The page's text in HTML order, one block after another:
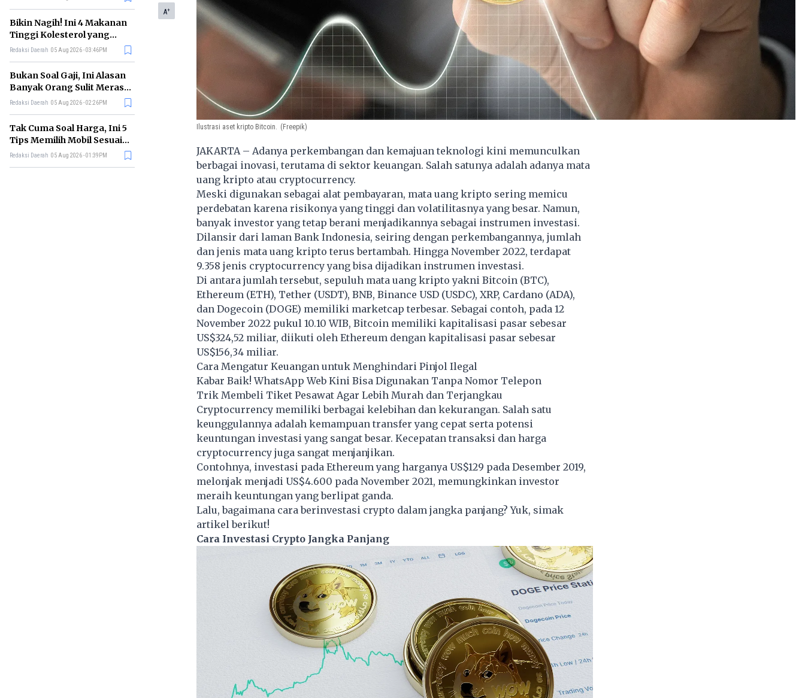
Bikin Nagih! Ini 4 Makanan
Tinggi Kolesterol yang
Sebaiknya Dikurangi
Redaksi Daerah 05 Aug 2026 - 03:46PM
Bukan Soal Gaji, Ini Alasan
Banyak Orang Sulit Merasa
Cukup
Redaksi Daerah 05 Aug 2026 - 02:26PM
Tak Cuma Soal Harga, Ini 5
Tips Memilih Mobil Sesuai
Kebutuhan
Redaksi Daerah 05 Aug 2026 - 01:39PM
A+
Ilustrasi aset kripto Bitcoin. (Freepik)
JAKARTA – Adanya perkembangan dan kemajuan teknologi kini memunculkan
berbagai inovasi, terutama di sektor keuangan. Salah satunya adalah adanya mata
uang kripto atau cryptocurrency.
Meski digunakan sebagai alat pembayaran, mata uang kripto sering memicu
perdebatan karena risikonya yang tinggi dan volatilitasnya yang besar. Namun,
banyak investor yang tetap berani menjadikannya sebagai instrumen investasi.
Dilansir dari laman Bank Indonesia, seiring dengan perkembangannya, jumlah
dan jenis mata uang kripto terus bertambah. Hingga November 2022, terdapat
9.358 jenis cryptocurrency yang bisa dijadikan instrumen investasi.
Di antara jumlah tersebut, sepuluh mata uang kripto yakni Bitcoin (BTC),
Ethereum (ETH), Tether (USDT), BNB, Binance USD (USDC), XRP, Cardano (ADA),
dan Dogecoin (DOGE) memiliki marketcap terbesar. Sebagai contoh, pada 12
November 2022 pukul 10.10 WIB, Bitcoin memiliki kapitalisasi pasar sebesar
US$324,52 miliar, diikuti oleh Ethereum dengan kapitalisasi pasar sebesar
US$156,34 miliar.
Cara Mengatur Keuangan untuk Menghindari Pinjol Ilegal
Kabar Baik! WhatsApp Web Kini Bisa Digunakan Tanpa Nomor Telepon
Trik Membeli Tiket Pesawat Agar Lebih Murah dan Terjangkau
Cryptocurrency memiliki berbagai kelebihan dan kekurangan. Salah satu
keunggulannya adalah kemampuan transfer yang cepat serta potensi
keuntungan investasi yang sangat besar. Kecepatan transaksi dan harga
cryptocurrency juga sangat menjanjikan.
Contohnya, investasi pada Ethereum yang harganya US$129 pada Desember 2019,
melonjak menjadi US$4.600 pada November 2021, memungkinkan investor
meraih keuntungan yang berlipat ganda.
Lalu, bagaimana cara berinvestasi crypto dalam jangka panjang? Yuk, simak
artikel berikut!
Cara Investasi Crypto Jangka Panjang